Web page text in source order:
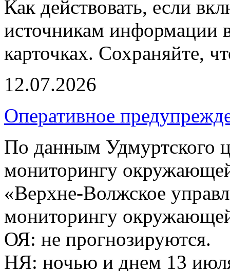
Как действовать, если
источникам информации
карточках. Сохраняйте,
12.07.2026
Оперативное
По данным Удмуртского
мониторингу
«Верхне-Волжское
мониторингу
ОЯ: не прогнозируются.
НЯ: ночью и днем 13